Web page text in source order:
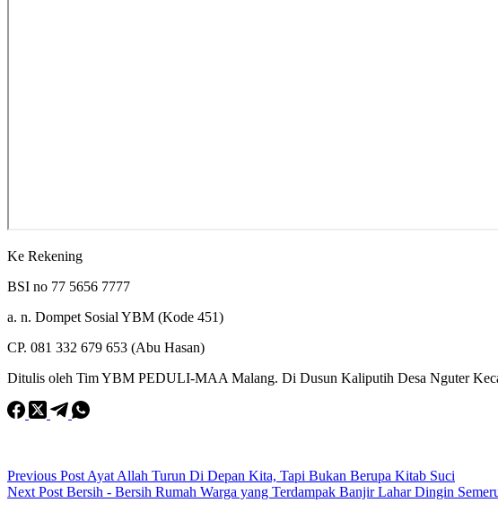
Ke Rekening
BSI no 77 5656 7777
a. n. Dompet Sosial YBM (Kode 451)
CP. 081 332 679 653 (Abu Hasan)
Ditulis oleh Tim YBM PEDULI-MAA Malang. Di Dusun Kaliputih Desa Nguter
Previous Post Ayat Allah Turun Di Depan Kita, Tapi Bukan Berupa Kitab Suci
Next Post Bersih - Bersih Rumah Warga yang Terdampak Banjir Lahar Dingin